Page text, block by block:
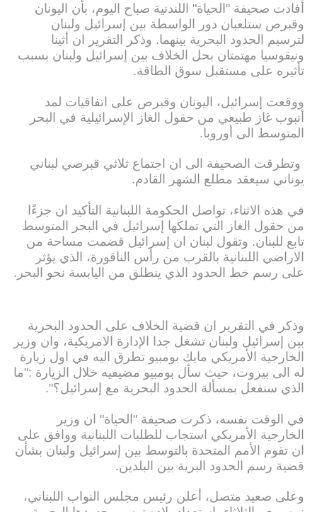
أفادت صحيفة "الحياة" اللندنية صباح اليوم، بأن اليونان
وقبرص ستلعبان دور الواسطة بين إسرائيل ولبنان
لترسيم الحدود البحرية بينهما. وذكر التقرير ان أثينا
ونيقوسيا مهتمتان بحل الخلاف بين إسرائيل ولبنان بسبب
تأثيره على مستقبل سوق الطاقة.
ووقعت إسرائيل، اليونان وقبرص على اتفاقيات لمد
أنبوب غاز طبيعي من حقول الغاز الإسرائيلية في البحر
المتوسط الى أوروبا.
وتطرقت الصحيفة الى ان اجتماع ثلاثي قبرصي لبناني
يوناني سيعقد مطلع الشهر القادم.
في هذه الاثناء، تواصل الحكومة اللبنانية التأكيد ان جزءًا
من حقول الغاز التي تملكها إسرائيل في البحر المتوسط
تابع للبنان. وتقول لبنان ان إسرائيل قضمت مساحة من
الاراضي اللبنانية بالقرب من رأس الناقورة، الذي يؤثر
على رسم خط الحدود الذي ينطلق من اليابسة نحو البحر.
وذكر في التقرير ان قضية الخلاف على الحدود البحرية
بين إسرائيل ولبنان تشغل جدا الإدارة الامريكية، وان وزير
الخارجية الأمريكي مايك بومبيو تطرق اليه في اول زيارة
له الى بيروت، حيث سأل بومبيو مضيفيه خلال الزيارة :"ما
الذي سنفعل بمسألة الحدود البحرية مع إسرائيل؟".
في الوقت نفسه، ذكرت صحيفة "الحياة" ان وزير
الخارجية الأمريكي استجاب للطلبات اللبنانية ووافق على
ان تقوم الأمم المتحدة بالتوسط بين إسرائيل ولبنان بشأن
قضية رسم الحدود البرية بين البلدين.
وعلى صعيد متصل، أعلن رئيس مجلس النواب اللبناني،